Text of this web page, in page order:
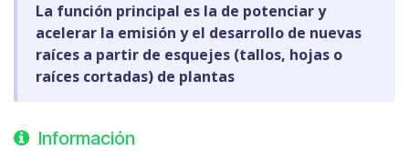
La función principal es la de potenciar y
acelerar la emisión y el desarrollo de nuevas
raíces a partir de esquejes (tallos, hojas o
raíces cortadas) de plantas
Información